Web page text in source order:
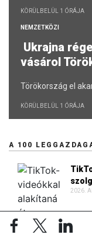
KÖRÜLBELÜL 1 ÓRÁJA
NEMZETKÖZI
Ukrajna
vásárol
Törökország el
KÖRÜLBELÜL 1 ÓRÁJA
A 100
2026.